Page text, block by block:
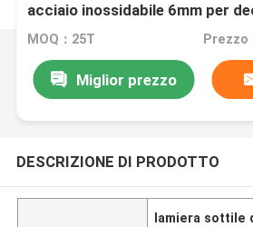
acciaio inossidabile 6mm per
MOQ：25T
Miglior prezzo
DESCRIZIONE DI PRODOTTO
lamiera sottile